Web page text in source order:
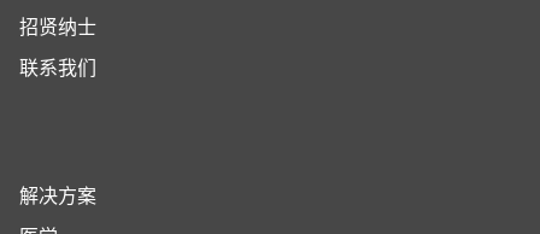
招贤纳士
联系我们
解决方案